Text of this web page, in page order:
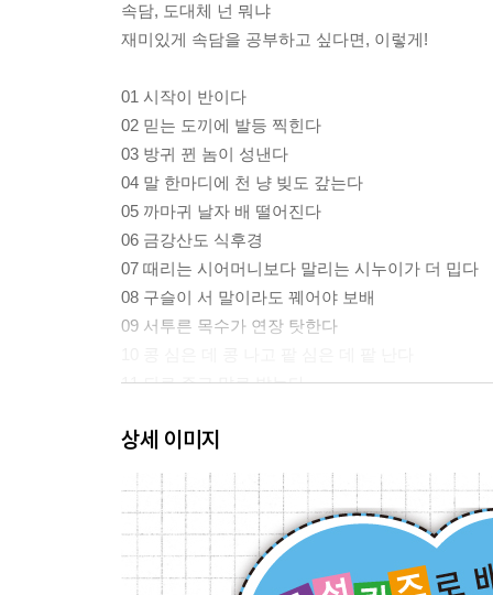
속담, 도대체 넌 뭐냐
재미있게 속담을 공부하고 싶다면, 이렇게!
01 시작이 반이다
02 믿는 도끼에 발등 찍힌다
03 방귀 뀐 놈이 성낸다
04 말 한마디에 천 냥 빚도 갚는다
05 까마귀 날자 배 떨어진다
06 금강산도 식후경
07 때리는 시어머니보다 말리는 시누이가 더 밉다
08 구슬이 서 말이라도 꿰어야 보배
09 서투른 목수가 연장 탓한다
11 되로 주고 말로 받는다
13 하늘이 무너져도 솟아날 구멍이 있다
14 빈 수레가 요란하다
15 아니 땐 굴뚝에 연기 날까
16 가지 많은 나무에 바람 잘 날 없다
17 엎친 데 덮친 격이다
18 가는 말이 고와야 오는 말이 곱다
상세 이미지